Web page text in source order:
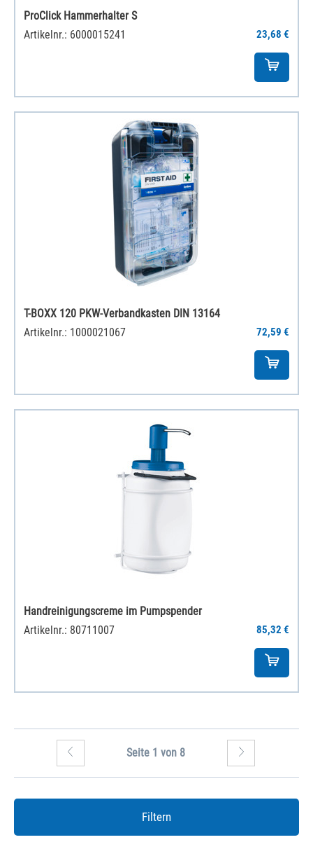
ProClick Hammerhalter S
Artikelnr.: 6000015241
23,68 €
T-BOXX 120 PKW-Verbandkasten DIN 13164
Artikelnr.: 1000021067
72,59 €
Handreinigungscreme im Pumpspender
Artikelnr.: 80711007
85,32 €
Seite 1 von 8
Filtern